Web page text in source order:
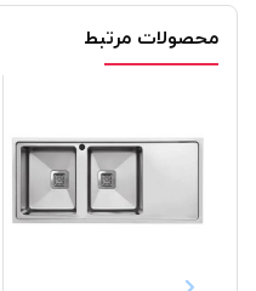
محصولات مرتبط